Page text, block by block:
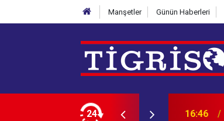
Manşetler Günün Haberleri
24 16:36